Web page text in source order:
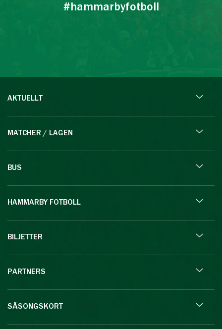
#hammarbyfotboll
AKTUELLT
MATCHER / LAGEN
BUS
HAMMARBY FOTBOLL
BILJETTER
PARTNERS
SÄSONGSKORT